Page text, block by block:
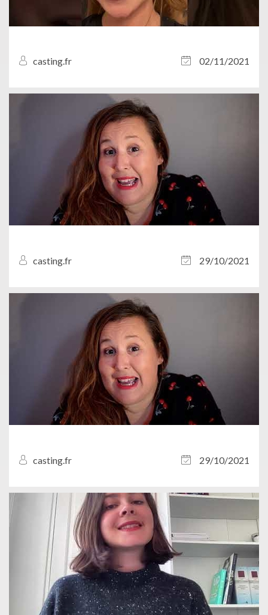
casting.fr 02/11/2021
casting.fr 29/10/2021
casting.fr 29/10/2021